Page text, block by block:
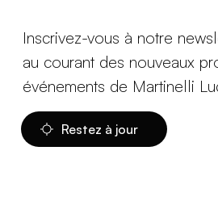
Inscrivez-vous à notre
au courant des nouveaux
événements de Martinelli
Restez à jour